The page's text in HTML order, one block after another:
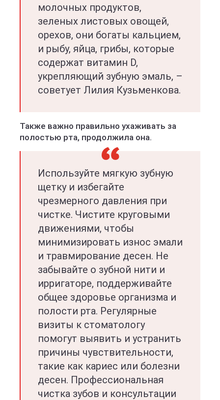
молочных продуктов,
зеленых листовых овощей,
орехов, они богаты кальцием,
и рыбу, яйца, грибы, которые
содержат витамин D,
укрепляющий зубную эмаль, –
советует Лилия Кузьменкова.
Также важно правильно ухаживать за
полостью рта, продолжила она.
Используйте мягкую зубную
щетку и избегайте
чрезмерного давления при
чистке. Чистите круговыми
движениями, чтобы
минимизировать износ эмали
и травмирование десен. Не
забывайте о зубной нити и
ирригаторе, поддерживайте
общее здоровье организма и
полости рта. Регулярные
визиты к стоматологу
помогут выявить и устранить
причины чувствительности,
такие как кариес или болезни
десен. Профессиональная
чистка зубов и консультации